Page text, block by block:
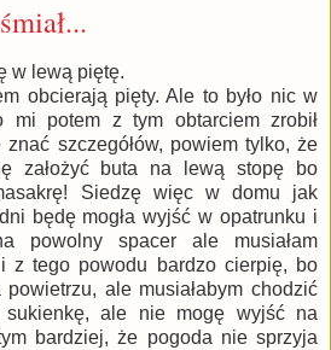
w lewą piętę.
obcierają pięty. Ale to było nic w
mi potem z tym obtarciem zrobił
szczegółów, powiem tylko, że
założyć buta na lewą stopę bo
Siedzę więc w domu jak
będę mogła wyjść w opatrunku i
powolny spacer ale musiałam
z tego powodu bardzo cierpię, bo
ale musiałabym chodzić
sukienkę, ale nie mogę wyjść na
bardziej, że pogoda nie sprzyja